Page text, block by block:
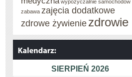
wypożyczalnie samochodów
zabawa zajęcia dodatkowe
zdrowe żywienie zdrowie
SIERPIEŃ 2026